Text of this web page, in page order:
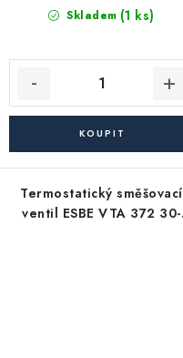
Skladem (1 ks)
Termostatický směšovací
ventil ESBE VTA 372 30-